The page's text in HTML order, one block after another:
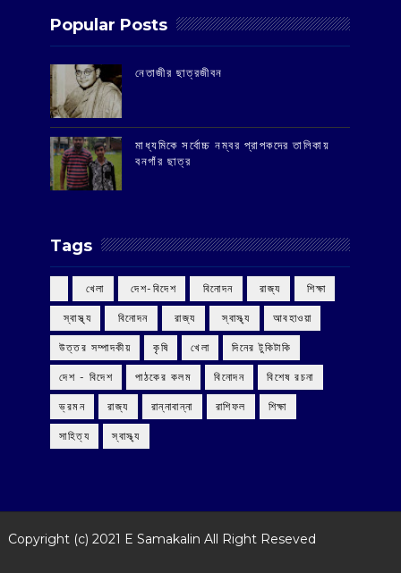
Popular Posts
‌নেতাজীর ছাত্রজীবন
মাধ্যমিকে সর্বোচ্চ নম্বর প্রাপকদের তালিকায়
বনগাঁর ছাত্র
Tags
‌ খেলা ‌ দেশ-বিদেশ ‌ বিনোদন ‌ রাজ্য ‌ শিক্ষা
‌ স্বাস্থ্য ‌ বিনোদন ‌ রাজ্য ‌ স্বাস্থ্য আবহাওয়া
উত্তর সম্পাদকীয় কৃষি খেলা দিনের টুকিটাকি
দেশ - বিদেশ পাঠকের কলম বিনোদন বিশেষ রচনা
ভ্রমন রাজ্য রান্নাবান্না রাশিফল শিক্ষা
সাহিত্য স্বাস্থ্য
Copyright (c) 2021 E Samakalin All Right Reseved